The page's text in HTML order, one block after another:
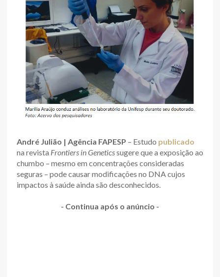
André Julião | Agência FAPESP – Estudo publicado
na revista Frontiers in Geneticssugere que a exposição ao
chumbo – mesmo em concentrações consideradas
seguras – pode causar modificações no DNA cujos
impactos à saúde ainda são desconhecidos.
- Continua após o anúncio -